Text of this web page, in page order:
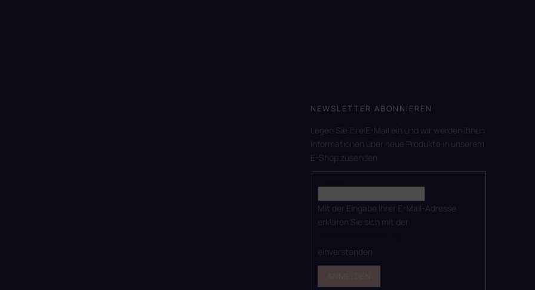
NEWSLETTER ABONNIEREN
Legen Sie Ihre E-Mail ein und wir werden Ihnen
Informationen über neue Produkte in unserem
E-Shop zusenden.
Mit der Eingabe Ihrer E-Mail-Adresse
erklären Sie sich mit der
einverstanden.